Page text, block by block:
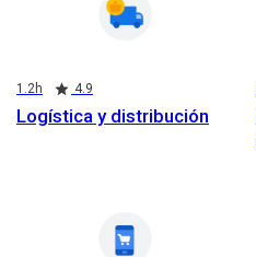
Logística y distribución
Duration
1.2h
Rating 4.9
Duration
Rating